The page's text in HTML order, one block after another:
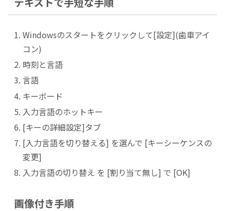
Windowsのスタートをクリックして[設定](歯車アイ
コン)
時刻と言語
言語
キーボード
入力言語のホットキー
[キーの詳細設定]タブ
[入力言語を切り替える] を選んで [キーシーケンスの
変更]
入力言語の切り替え を [割り当て無し] で [OK]
画像付き手順